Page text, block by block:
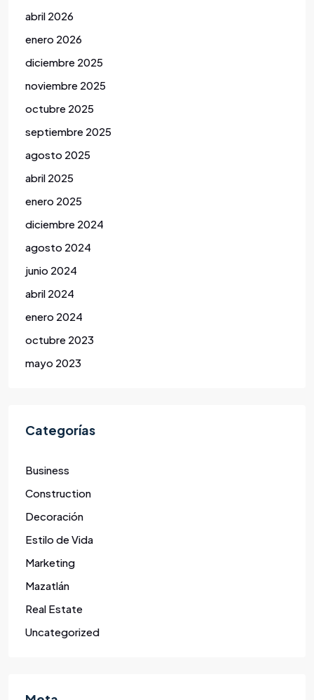
abril 2026
enero 2026
diciembre 2025
noviembre 2025
octubre 2025
septiembre 2025
agosto 2025
abril 2025
enero 2025
diciembre 2024
agosto 2024
junio 2024
abril 2024
enero 2024
octubre 2023
mayo 2023
Categorías
Business
Construction
Decoración
Estilo de Vida
Marketing
Mazatlán
Real Estate
Uncategorized